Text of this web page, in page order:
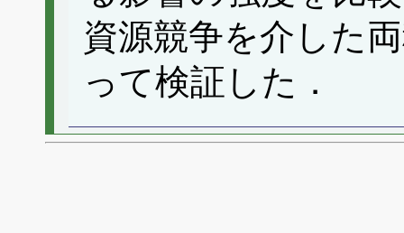
資源競争を介した
って検証した．